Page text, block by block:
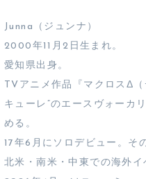
Junna（ジュンナ）
2000年11月2日生まれ。
愛知県出身。
TVアニメ作品『マクロスΔ
キューレ”のエースヴォーカ
める。
17年6月にソロデビュー。そ
北米・南米・中東での海外イ